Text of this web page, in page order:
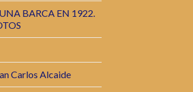
BARCA EN 1922.
Carlos Alcaide